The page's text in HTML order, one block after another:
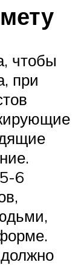
чтобы
при
6